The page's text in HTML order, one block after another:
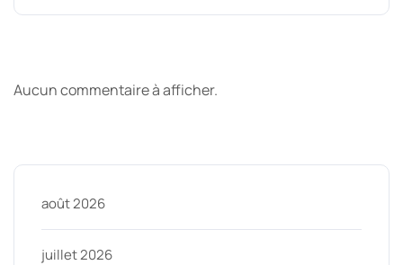
Aucun commentaire à afficher.
août 2026
juillet 2026